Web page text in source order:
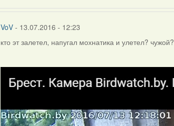
VoV - 13.07.2016 - 12:23
кто эт залетел, напугал мохнатика и улетел? чужой?